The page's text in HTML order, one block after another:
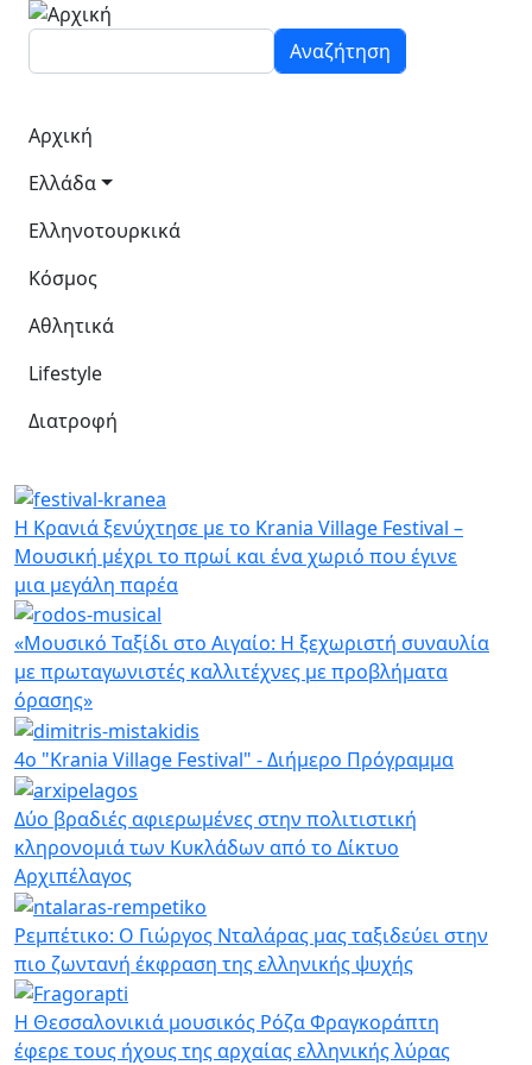
Παράκαμψη προς το κυρίως περιεχόμενο
Αναζήτηση
Κεντρική πλοήγηση
Αρχική
Ελλάδα
Ελληνοτουρκικά
Κόσμος
Αθλητικά
Lifestyle
Διατροφή
Η Κρανιά ξενύχτησε με το Krania Village Festival –
Μουσική μέχρι το πρωί και ένα χωριό που έγινε
μια μεγάλη παρέα
«Μουσικό Ταξίδι στο Αιγαίο: Η ξεχωριστή συναυλία
με πρωταγωνιστές καλλιτέχνες με προβλήματα
όρασης»
4ο "Krania Village Festival" - Διήμερο Πρόγραμμα
Δύο βραδιές αφιερωμένες στην πολιτιστική
κληρονομιά των Κυκλάδων από το Δίκτυο
Αρχιπέλαγος
Ρεμπέτικο: Ο Γιώργος Νταλάρας μας ταξιδεύει στην
πιο ζωντανή έκφραση της ελληνικής ψυχής
Η Θεσσαλονικιά μουσικός Ρόζα Φραγκοράπτη
έφερε τους ήχους της αρχαίας ελληνικής λύρας